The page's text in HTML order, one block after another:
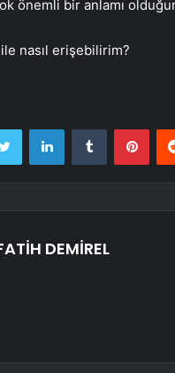
önemli bir anlamı
nasıl erişebilirim?
Twitter LinkedInTumblr
DEMİREL